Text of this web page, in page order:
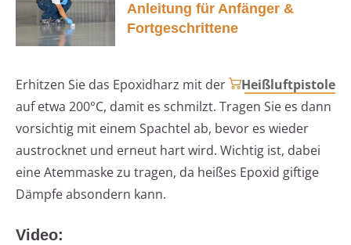
Anleitung für Anfänger &
Fortgeschrittene
Erhitzen Sie das Epoxidharz mit der
Heißluftpistole
auf etwa 200°C, damit es schmilzt. Tragen Sie es dann
vorsichtig mit einem Spachtel ab, bevor es wieder
austrocknet und erneut hart wird. Wichtig ist, dabei
eine Atemmaske zu tragen, da heißes Epoxid giftige
Dämpfe absondern kann.
Video: